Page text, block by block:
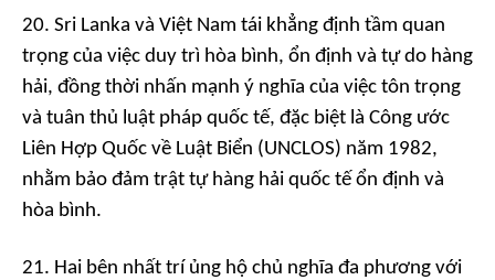
20. Sri Lanka và Việt Nam tái khẳng định tầm quan
trọng của việc duy trì hòa bình, ổn định và tự do hàng
hải, đồng thời nhấn mạnh ý nghĩa của việc tôn trọng
và tuân thủ luật pháp quốc tế, đặc biệt là Công ước
Liên Hợp Quốc về Luật Biển (UNCLOS) năm 1982,
nhằm bảo đảm trật tự hàng hải quốc tế ổn định và
hòa bình.
21. Hai bên nhất trí ủng hộ chủ nghĩa đa phương với